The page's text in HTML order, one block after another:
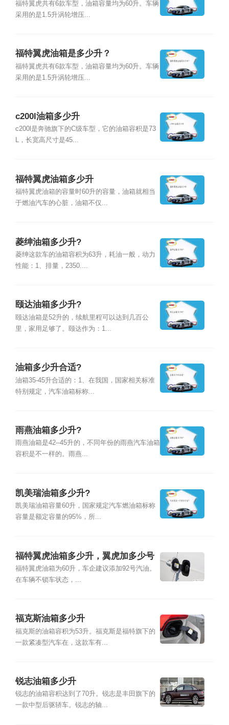
福特翼虎共有6款车型，油箱容量均为60升。车辆
采用的是1.5升涡轮增压...
福特翼虎油箱是多少升？
福特翼虎共有6款车型，油箱容量均为60升。车辆
采用的是1.5升涡轮增压...
c200l油箱多少升
c200l是奔驰旗下的C级车型，它的油箱容积是73
L，长宽高尺寸是45...
福特翼虎油箱多少升
福特翼虎油箱的容量时60升的容量，油箱就相当
于燃油汽车的心脏，油箱不仅...
菱绅油箱多少升?
菱绅这款车的油箱容积为63升，耗油一般，动力
性能：1、排量，2350....
颐达油箱多少升?
颐达油箱是52升的，续航里程可以达到几百公
里，家用足够了。颐达作为：1...
油箱多少升合适?
油箱35-45升合适的：1、在我国，国家相关标准
特别规定，汽车油箱标称...
雨燕油箱多少升?
雨燕油箱是42--45升的，不同年份的雨燕汽车油箱
容积是不一样的。雨燕...
凯美瑞油箱多少升?
凯美瑞油箱容量60升，国家规定汽车燃油箱标称
容量是额定容量的95%，所...
福特翼虎油箱多少升，翼虎加多少号
汽油合适
福特翼虎油箱为60升，车企建议添加92号汽油。
在车辆不锁车状态，...
福克斯油箱多少升
福克斯的油箱容积为53升。福克斯是福特旗下的
一款紧凑型汽车在，这款车有...
锐志油箱多少升
锐志的油箱容积达到了70升。锐志是丰田旗下的
一款中型后驱轿车。锐志的轴...